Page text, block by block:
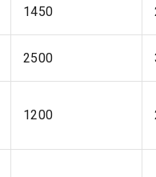
1450
2500
1200